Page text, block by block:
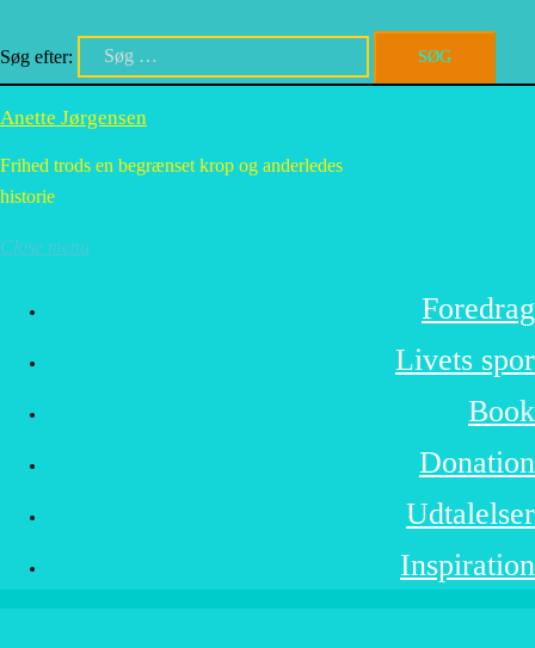
Søg efter:
Anette Jørgensen
Frihed trods en begrænset krop og anderledes
historie
Close menu
Foredrag
Livets spor
Book
Donation
Udtalelser
Inspiration